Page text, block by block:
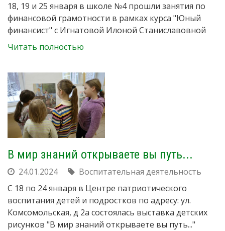
18, 19 и 25 января в школе №4 прошли занятия по
финансовой грамотности в рамках курса "Юный
финансист" с Игнатовой Илоной Станиславовной
Читать полностью
В мир знаний открываете вы путь...
24.01.2024
Воспитательная деятельность
С 18 по 24 января в Центре патриотического
воспитания детей и подростков по адресу: ул.
Комсомольская, д 2а состоялась выставка детских
рисунков "В мир знаний открываете вы путь..."